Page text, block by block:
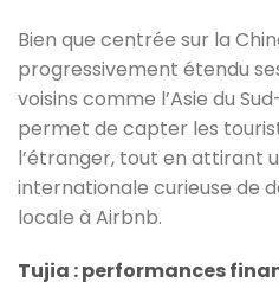
Bien que centrée sur la
progressivement étendu
voisins comme l’Asie du
permet de capter les
l’étranger, tout en attirant
internationale curieuse de
locale à Airbnb.
Tujia : performances